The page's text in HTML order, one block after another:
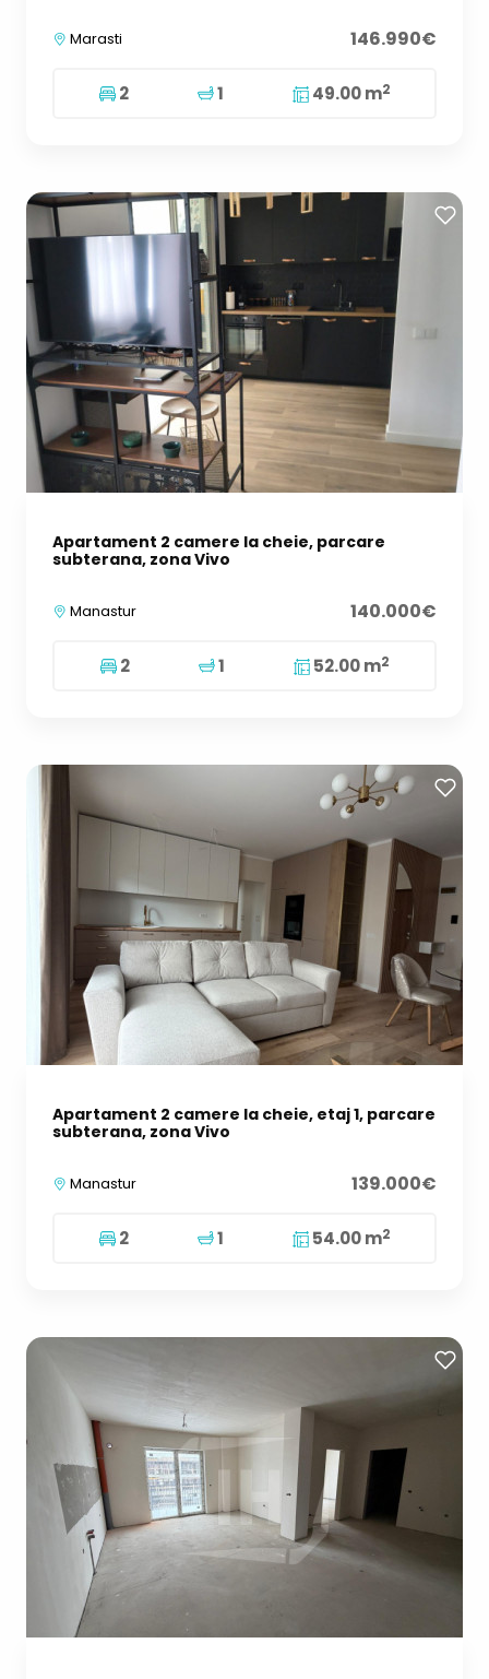
Marasti 146.990€
2 1 49.00 m2
Apartament 2 camere la cheie, parcare
subterana, zona Vivo
Manastur 140.000€
2 1 52.00 m2
Apartament 2 camere la cheie, etaj 1, parcare
subterana, zona Vivo
Manastur 139.000€
2 1 54.00 m2